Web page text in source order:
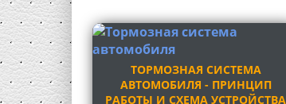
ТОРМОЗНАЯ СИСТЕМА
АВТОМОБИЛЯ - ПРИНЦИП
РАБОТЫ И СХЕМА УСТРОЙСТВА